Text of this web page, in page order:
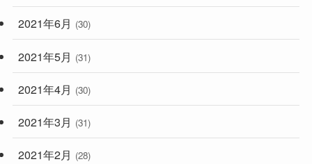
2021年6月 (30)
2021年5月 (31)
2021年4月 (30)
2021年3月 (31)
2021年2月 (28)